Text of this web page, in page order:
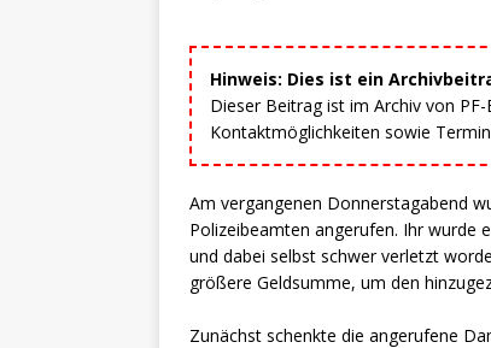
Hinweis: Dies ist ein
Dieser Beitrag ist im Archiv von
Kontaktmöglichkeiten sowie
Am vergangenen Donnerstagabend
Polizeibeamten angerufen. Ihr wurde
und dabei selbst schwer verletzt
größere Geldsumme, um den
Zunächst schenkte die angerufene